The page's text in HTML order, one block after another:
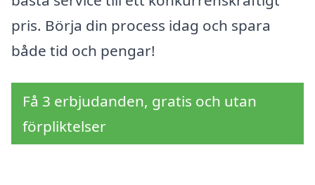
pris. Börja din process idag och spara
både tid och pengar!
Få 3 erbjudanden, gratis och utan
förpliktelser